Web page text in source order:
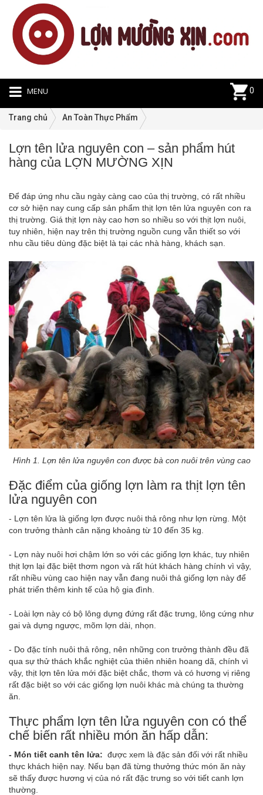
MENU 0
Trang chủ An Toàn Thực Phẩm
Lợn tên lửa nguyên con – sản phẩm hút
hàng của LỢN MƯỜNG XỊN
Để đáp ứng nhu cầu ngày càng cao của thị trường, có rất nhiều
cơ sở hiện nay cung cấp sản phẩm thịt lợn tên lửa nguyên con ra
thị trường. Giá thịt lợn này cao hơn so nhiều so với thịt lợn nuôi,
tuy nhiên, hiện nay trên thị trường nguồn cung vẫn thiết so với
nhu cầu tiêu dùng đặc biệt là tại các nhà hàng, khách sạn.
Hình 1. Lợn tên lửa nguyên con được bà con nuôi trên vùng cao
Đặc điểm của giống lợn làm ra thịt lợn tên
lửa nguyên con
- Lợn tên lửa là giống lợn được nuôi thả rông như lợn rừng. Một
con trưởng thành cân nặng khoảng từ 10 đến 35 kg.
- Lợn này nuôi hơi chậm lớn so với các giống lợn khác, tuy nhiên
thịt lợn lại đặc biệt thơm ngon và rất hút khách hàng chính vì vậy,
rất nhiều vùng cao hiện nay vẫn đang nuôi thả giống lợn này để
phát triển thêm kinh tế của hộ gia đình.
- Loài lợn này có bộ lông dựng đứng rất đặc trưng, lông cứng như
gai và dựng ngược, mõm lợn dài, nhọn.
- Do đặc tính nuôi thả rông, nên những con trưởng thành đều đã
qua sự thử thách khắc nghiệt của thiên nhiên hoang dã, chính vì
vậy, thịt lợn tên lửa mới đặc biệt chắc, thơm và có hương vị riêng
rất đặc biệt so với các giống lợn nuôi khác mà chúng ta thường
ăn.
Thực phẩm lợn tên lửa nguyên con có thể
chế biến rất nhiều món ăn hấp dẫn:
- Món tiết canh tên lửa: được xem là đặc sản đối với rất nhiều
thực khách hiện nay. Nếu bạn đã từng thưởng thức món ăn này
sẽ thấy được hương vị của nó rất đặc trưng so với tiết canh lợn
thường.